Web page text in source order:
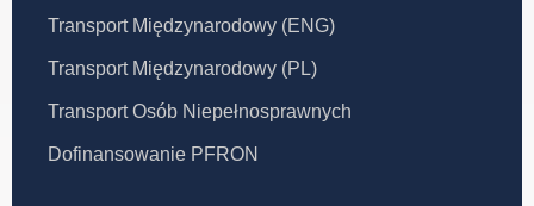
Transport Międzynarodowy (ENG)
Transport Międzynarodowy (PL)
Transport Osób Niepełnosprawnych
Dofinansowanie PFRON